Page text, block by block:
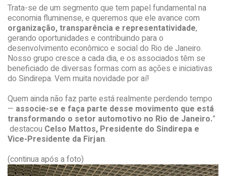
Trata-se de um segmento que tem papel fundamental na
economia fluminense, e queremos que ele avance com
organização, transparência e representatividade,
gerando oportunidades e contribuindo para o
desenvolvimento econômico e social do Rio de Janeiro.
Nosso grupo cresce a cada dia, e os associados têm se
beneficiado de diversas formas com as ações e iniciativas
do Sindirepa. Vem muita novidade por aí!
Quem ainda não faz parte está realmente perdendo tempo
— associe-se e faça parte desse movimento que está
transformando o setor automotivo no Rio de Janeiro.”
destacou Celso Mattos, Presidente do Sindirepa e
Vice-Presidente da Firjan.
(continua após a foto)